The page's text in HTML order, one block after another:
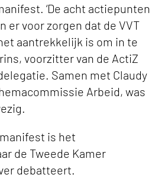
‘De acht actiepunten
er voor zorgen dat de VVT
aantrekkelijk is om in te
voorzitter van de ActiZ
Samen met Claudy
Arbeid, was
is het
de Tweede Kamer
debatteert.